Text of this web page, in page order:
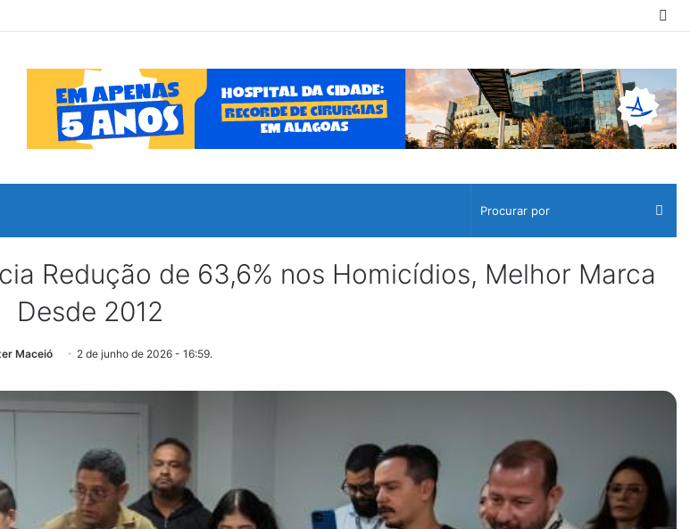
Redução de 63,6% nos Homicídios, Melhor Marca
Desde 2012
Maceió 2 de junho de 2026 - 16:59.